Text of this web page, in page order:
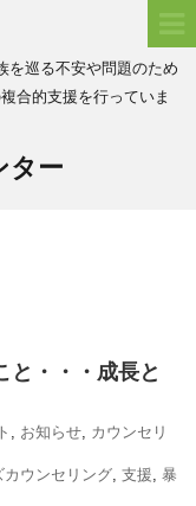
を巡る不安や問題のため
合的支援を行っていま
ター
と・・・成長と
, お知らせ, カウンセリ
カウンセリング, 支援, 暴